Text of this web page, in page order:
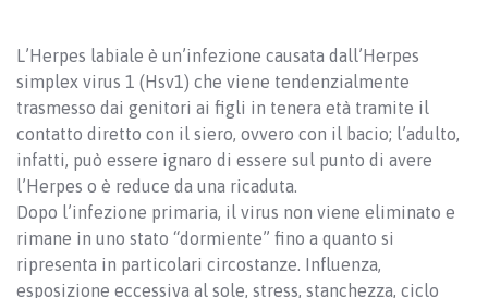
L’Herpes labiale è un’infezione causata dall’Herpes
simplex virus 1 (Hsv1) che viene tendenzialmente
trasmesso dai genitori ai figli in tenera età tramite il
contatto diretto con il siero, ovvero con il bacio; l’adulto,
infatti, può essere ignaro di essere sul punto di avere
l’Herpes o è reduce da una ricaduta.
Dopo l’infezione primaria, il virus non viene eliminato e
rimane in uno stato “dormiente” fino a quanto si
ripresenta in particolari circostanze. Influenza,
esposizione eccessiva al sole, stress, stanchezza, ciclo